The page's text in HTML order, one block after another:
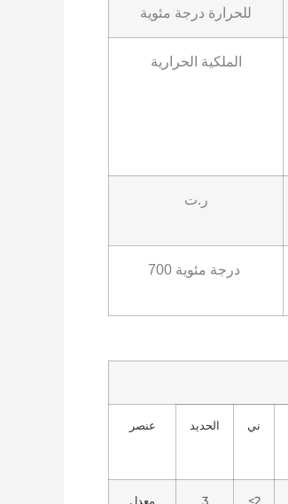
للحرارة درجة مئوية
الملكية الحرارية
ر.ت
عنصر الحديد ني
معدل
3 <2